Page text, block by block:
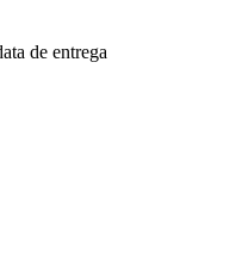
de entrega